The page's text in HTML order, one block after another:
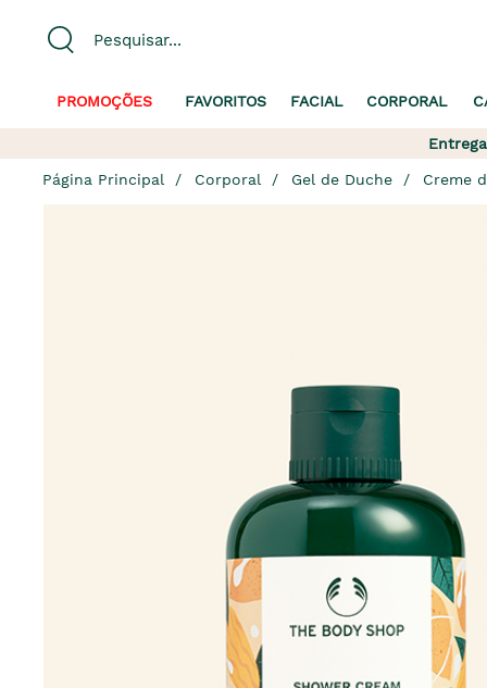
PROMOÇÕES FAVORITOS FACIAL CORPORAL
Página Principal Corporal Gel de Duche Creme